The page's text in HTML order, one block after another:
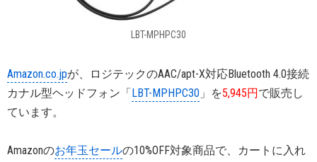
LBT-MPHPC30
Amazon.co.jpが、ロジテックのAAC/apt-X対応Bluetooth 4.0接続
カナル型ヘッドフォン「LBT-MPHPC30 」を5,945円で販売し
ています。
Amazonのお年玉セールの10%OFF対象商品で、カートに入れ